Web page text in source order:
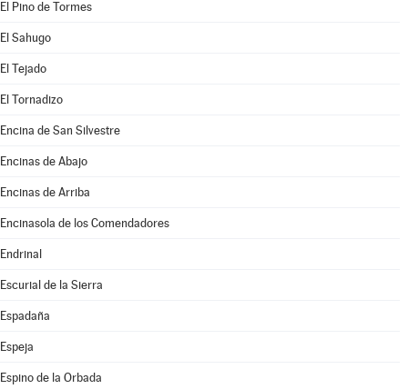
El Pino de Tormes
El Sahugo
El Tejado
El Tornadizo
Encina de San Silvestre
Encinas de Abajo
Encinas de Arriba
Encinasola de los Comendadores
Endrinal
Escurial de la Sierra
Espadaña
Espeja
Espino de la Orbada